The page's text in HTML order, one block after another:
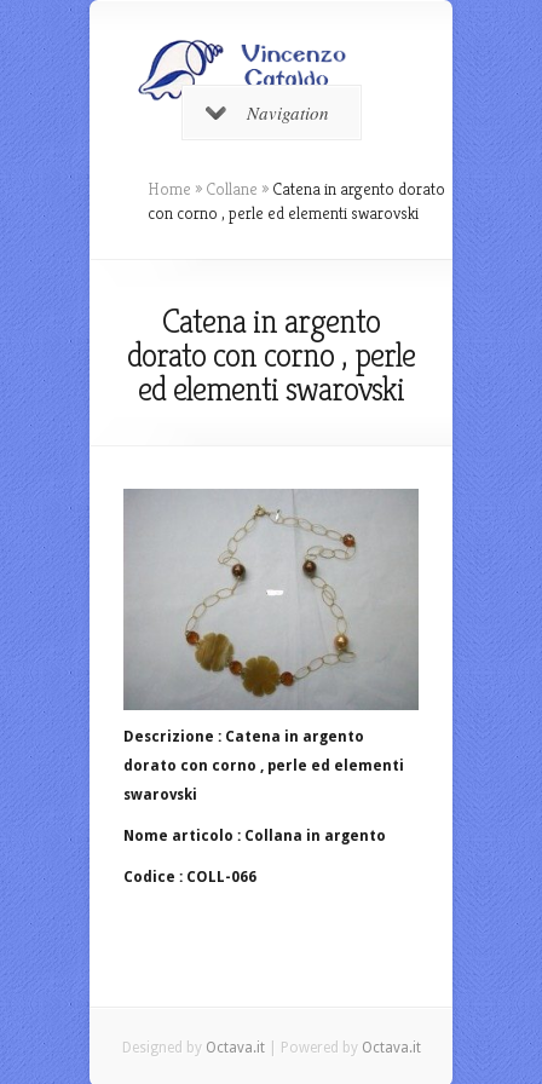
Navigation
Home » Collane » Catena in argento dorato
con corno , perle ed elementi swarovski
Catena in argento
dorato con corno , perle
ed elementi swarovski
Descrizione : Catena in argento
dorato con corno , perle ed elementi
swarovski
Nome articolo : Collana in argento
Codice : COLL-066
Designed by Octava.it| Powered by Octava.it